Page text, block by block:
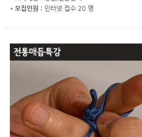
모집인원 : 인터넷 접수 20 명